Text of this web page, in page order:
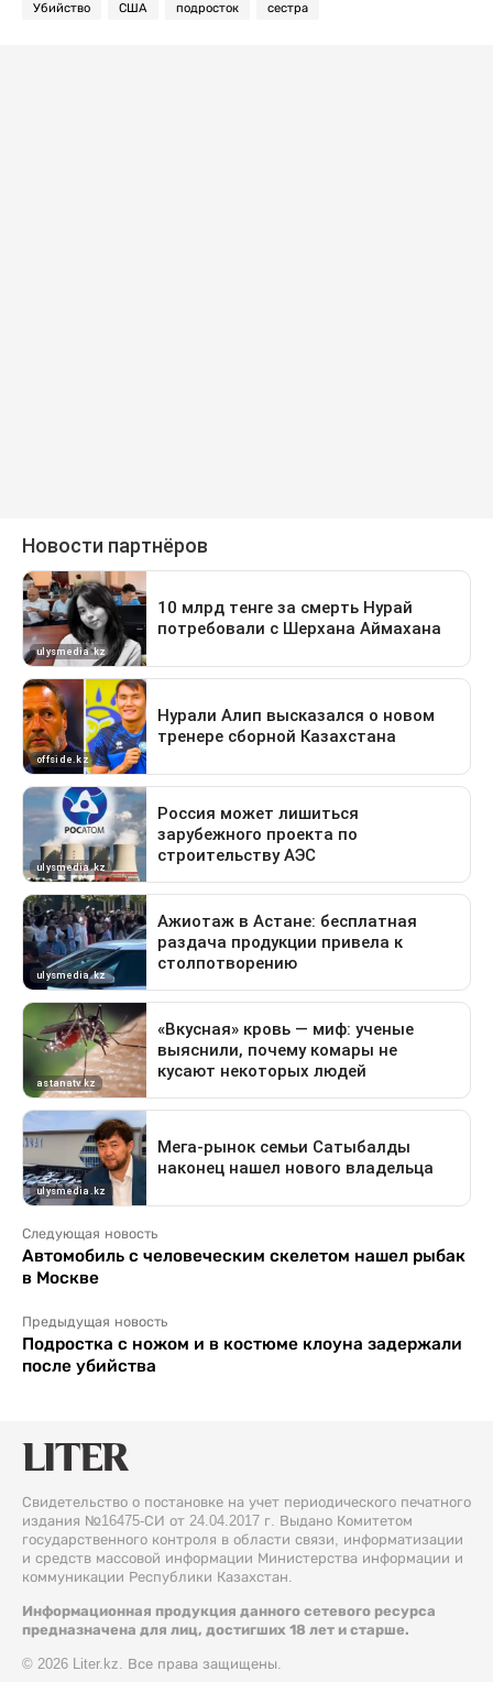
Убийство США подросток сестра
Следующая новость
Автомобиль с человеческим скелетом нашел рыбак
в Москве
Предыдущая новость
Подростка с ножом и в костюме клоуна задержали
после убийства
Свидетельство о постановке на учет периодического печатного
издания №16475-СИ от 24.04.2017 г. Выдано Комитетом
государственного контроля в области связи, информатизации
и средств массовой информации Министерства информации и
коммуникации Республики Казахстан.
Информационная продукция данного сетевого ресурса
предназначена для лиц, достигших 18 лет и старше.
© 2026 Liter.kz. Все права защищены.